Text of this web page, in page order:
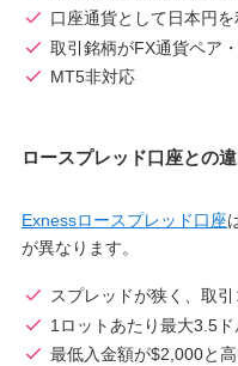
口座通貨として日本円
取引銘柄がFX通貨ペア
MT5非対応
ロースプレッド口座との
Exnessロースプレッド口座
が異なります。
スプレッドが狭く、取
1ロットあたり最大3.5
最低入金額が$2,000と